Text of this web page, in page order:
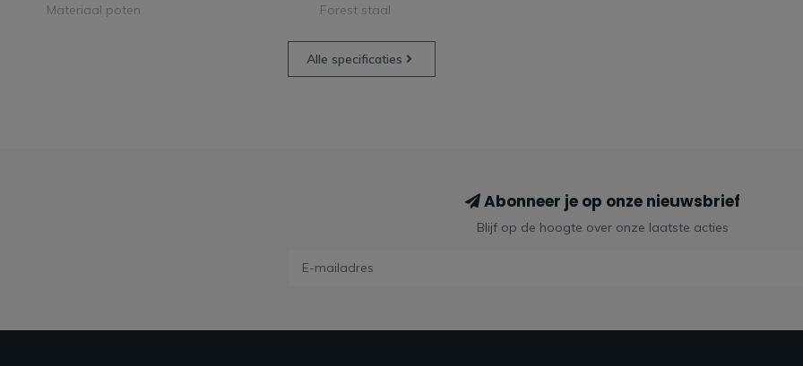
Materiaal poten Forest staal
Alle specificaties
Abonneer je op onze nieuwsbrief
Blijf op de hoogte over onze laatste acties